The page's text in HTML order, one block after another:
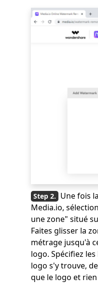
Une fois
Media.io,
une zone" situé
Faites glisser la
métrage jusqu'à
logo. Spécifiez
logo s'y trouve,
que le logo et